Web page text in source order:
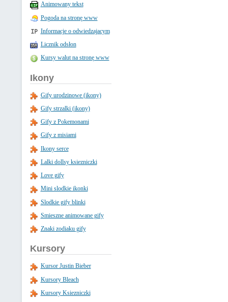
Animowany tekst
Pogoda na stronę www
Informacje o odwiedzajacym
Licznik odsłon
Kursy walut na stronę www
Ikony
Gify urodzinowe (ikony)
Gify strzalki (ikony)
Gify z Pokemonami
Gify z misiami
Ikony serce
Lalki dollsy ksiezniczki
Love gify
Mini slodkie ikonki
Slodkie gify blinki
Smieszne animowane gify
Znaki zodiaku gify
Kursory
Kursor Justin Bieber
Kursory Bleach
Kursory Ksiezniczki